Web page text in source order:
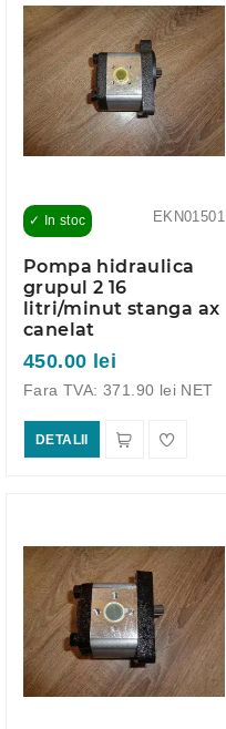
EKN01501
✓ In stoc
Pompa hidraulica
grupul 2 16
litri/minut stanga ax
canelat
450.00 lei
Fara TVA: 371.90 lei NET
DETALII